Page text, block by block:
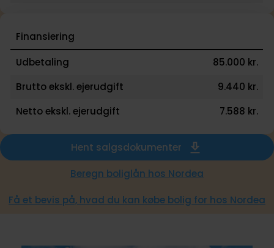
Finansiering
Udbetaling
85.000 kr.
Brutto ekskl. ejerudgift
9.440 kr.
Netto ekskl. ejerudgift
7.588 kr.
Hent salgsdokumenter
Beregn boliglån hos Nordea
Få et bevis på, hvad du kan købe bolig for hos Nordea